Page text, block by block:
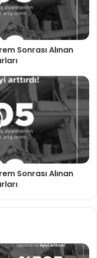
Sonrası Alınan
Sonrası Alınan